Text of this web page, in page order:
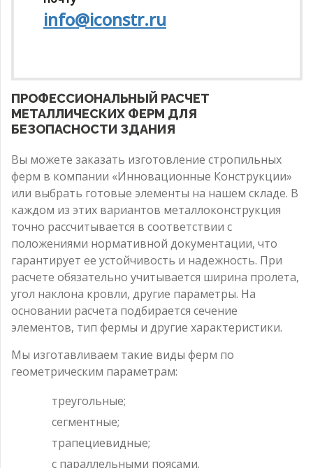
info@iconstr.ru
ПРОФЕССИОНАЛЬНЫЙ РАСЧЕТ
МЕТАЛЛИЧЕСКИХ ФЕРМ ДЛЯ
БЕЗОПАСНОСТИ ЗДАНИЯ
Вы можете заказать изготовление стропильных
ферм в компании «Инновационные Конструкции»
или выбрать готовые элементы на нашем складе. В
каждом из этих вариантов металлоконструкция
точно рассчитывается в соответствии с
положениями нормативной документации, что
гарантирует ее устойчивость и надежность. При
расчете обязательно учитывается ширина пролета,
угол наклона кровли, другие параметры. На
основании расчета подбирается сечение
элементов, тип фермы и другие характеристики.
Мы изготавливаем такие виды ферм по
геометрическим параметрам:
треугольные;
сегментные;
трапециевидные;
с параллельными поясами.